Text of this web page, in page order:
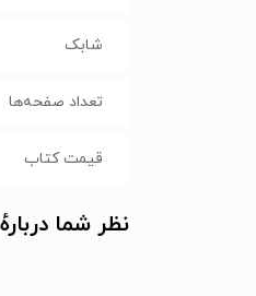
شابک
تعداد صفحه‌ها
قیمت کتاب
نظر شما